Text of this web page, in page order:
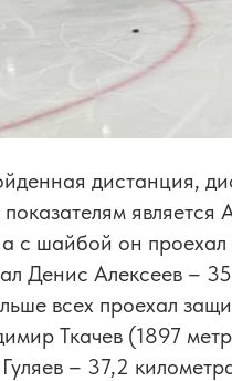
дистанция,
с шайбой он
Денис Алексеев –
всех проехал
Ткачев (1897
– 37,2